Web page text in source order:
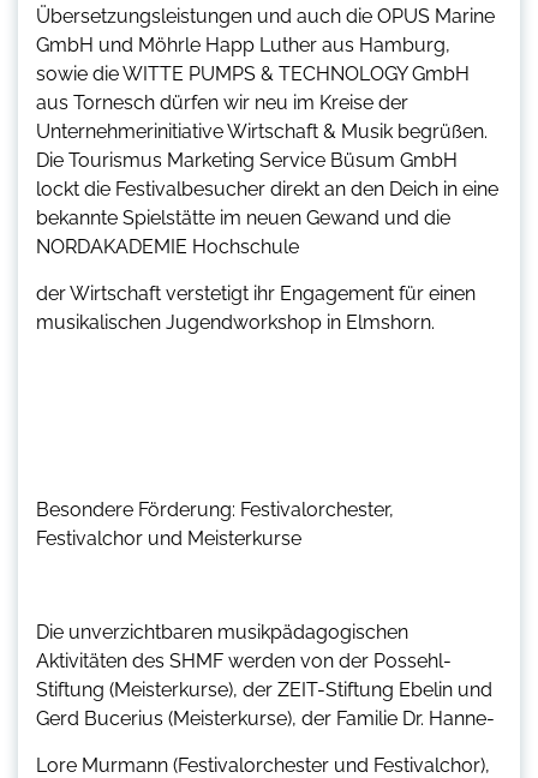
Übersetzungsleistungen und auch die OPUS Marine
GmbH und Möhrle Happ Luther aus Hamburg,
sowie die WITTE PUMPS & TECHNOLOGY GmbH
aus Tornesch dürfen wir neu im Kreise der
Unternehmerinitiative Wirtschaft & Musik begrüßen.
Die Tourismus Marketing Service Büsum GmbH
lockt die Festivalbesucher direkt an den Deich in eine
bekannte Spielstätte im neuen Gewand und die
NORDAKADEMIE Hochschule
der Wirtschaft verstetigt ihr Engagement für einen
musikalischen Jugendworkshop in Elmshorn.
Besondere Förderung: Festivalorchester,
Festivalchor und Meisterkurse
Die unverzichtbaren musikpädagogischen
Aktivitäten des SHMF werden von der Possehl-
Stiftung (Meisterkurse), der ZEIT-Stiftung Ebelin und
Gerd Bucerius (Meisterkurse), der Familie Dr. Hanne-
Lore Murmann (Festivalorchester und Festivalchor),